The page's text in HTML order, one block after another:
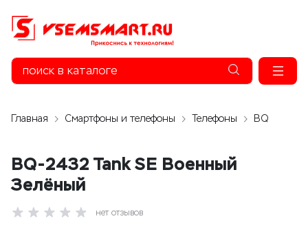
Главная Смартфоны и телефоны Телефоны BQ
BQ-2432 Tank SE Военный
Зелёный
нет отзывов